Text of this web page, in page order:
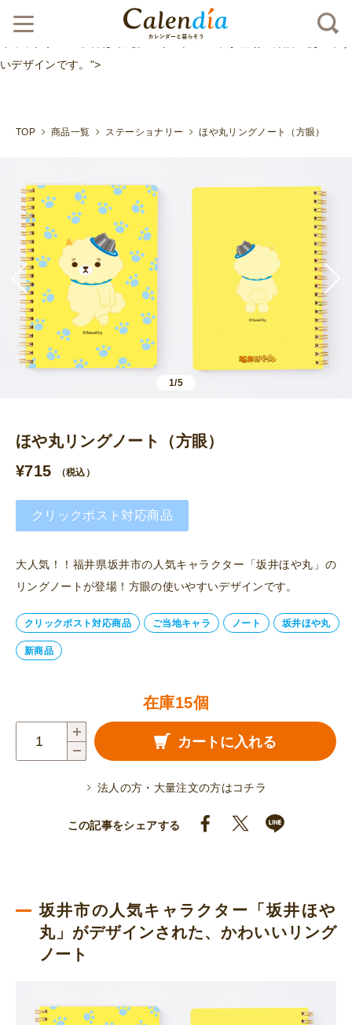
クリックポスト対応商品 大人気！！福井県坂井市の人気
キャラクター「坂井ほや丸」のリングノートが登場！方眼の使いやす
いデザインです。">
TOP 商品一覧 ステーショナリー ほや丸リングノート（方眼）
1/5
ほや丸リングノート（方眼）
¥715 （税込）
クリックポスト対応商品
大人気！！福井県坂井市の人気キャラクター「坂井ほや丸」の
リングノートが登場！方眼の使いやすいデザインです。
クリックポスト対応商品 ご当地キャラ ノート 坂井ほや丸
新商品
在庫15個
ト
カートに入れる
法人の方・大量注文の方はコチラ
この記事をシェアする
坂井市の人気キャラクター「坂井ほや
丸」がデザインされた、かわいいリング
ノート